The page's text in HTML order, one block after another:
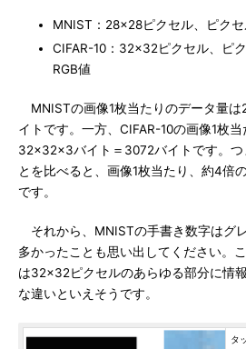
MNIST：28×28ピクセル、ピク
CIFAR-10：32×32ピクセル、ピ
RGB値
MNISTの画像1枚当たりのデータ量
イトです。一方、CIFAR-10の画像1枚
32×32×3バイト＝3072バイトです。つ
とを比べると、画像1枚当たり、約4倍
です。
それから、MNISTの手書き数字はグ
多かったことも思い出してください。
は32×32ピクセルのあらゆる部分に情
な違いといえそうです。